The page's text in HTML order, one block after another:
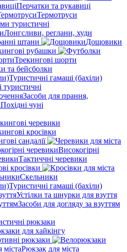
Перчатки та рукавиці
Термотруси
туристичні
Лонгсливи, реглани, худи
штани
Дощовики
рубашки
Трекингові шорти
та бейсболки
Туристичні гамаші (бахіли)
туристичні
Засоби для прання,
Похідні чуні
черевики
кросівки
сандалії
Високогірні
Тактиччні черевики
кросівки
Скельники
Туристичні гамаші (бахіли)
Устілки та шнурки для взуття
Засоби для догляду за взуттям
рюкзаки
для хайкінгу
рюкзаки
Рюкзак для міста